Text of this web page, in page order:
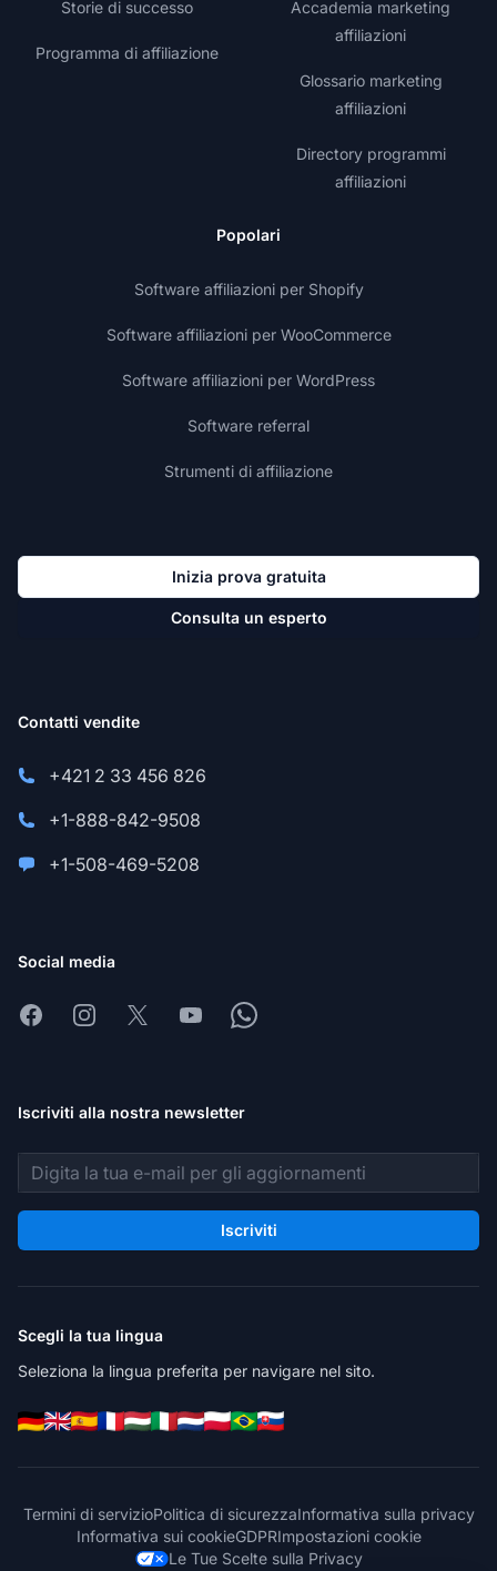
Storie di successo
Programma di affiliazione
Accademia marketing
affiliazioni
Glossario marketing
affiliazioni
Directory programmi
affiliazioni
Popolari
Software affiliazioni per Shopify
Software affiliazioni per WooCommerce
Software affiliazioni per WordPress
Software referral
Strumenti di affiliazione
Inizia prova gratuita
Consulta un esperto
Contatti vendite
+421 2 33 456 826
+1-888-842-9508
+1-508-469-5208
Social media
FacebookInstagram
X YoutubeWhatsapp
Iscriviti alla nostra newsletter
Indirizzo email
Iscriviti
Scegli la tua lingua
Seleziona la lingua preferita per navigare nel sito.
Termini di servizioPolitica di sicurezzaInformativa sulla privacy
Informativa sui cookieGDPRImpostazioni cookie
Le Tue Scelte sulla Privacy